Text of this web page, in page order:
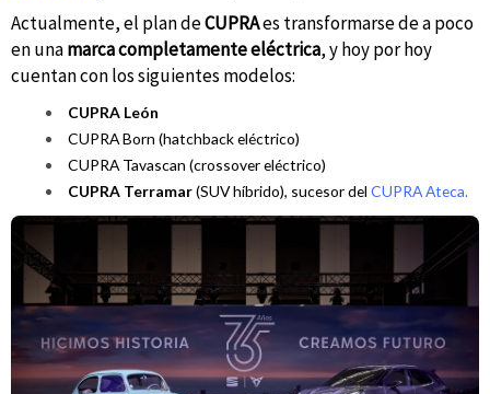
Actualmente, el plan deCUPRAes transformarse de a poco
en unamarca completamente eléctrica, y hoy por hoy
cuentan con los siguientes modelos:
CUPRA León
CUPRA Born (hatchback eléctrico)
CUPRA Tavascan (crossover eléctrico)
CUPRA Terramar(SUV híbrido), sucesor del CUPRA Ateca.